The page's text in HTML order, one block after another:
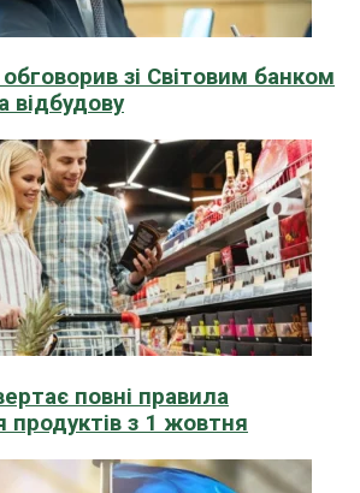
зі Світовим банком
відбудову
повні правила
продуктів з 1 жовтня